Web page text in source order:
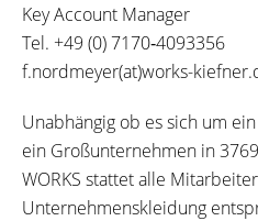
Key Account Manager
Tel. +49 (0) 7170‐4093356
f.nordmeyer(at)works-
Unabhängig ob es sich um
ein Großunternehmen in
WORKS stattet alle
Unternehmenskleidung